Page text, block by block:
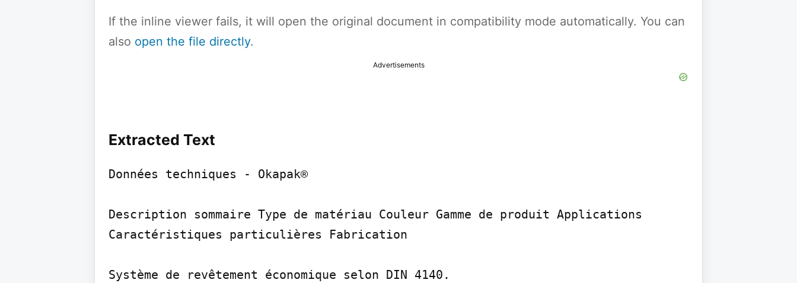
If the inline viewer fails, it will open the original document in compatibility mode automatically. You can
also open the file directly.
Advertisements
Extracted Text
Données techniques - Okapak®
Description sommaire Type de matériau Couleur Gamme de produit Applications
Caractéristiques particulières Fabrication
Système de revêtement économique selon DIN 4140.